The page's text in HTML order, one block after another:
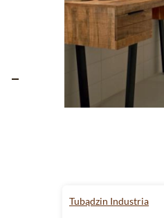
Tubądzin Industria